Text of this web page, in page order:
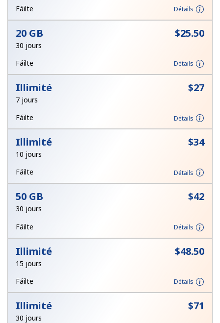
Rappel du mot de passe →
Fáilte
Détails
20 GB ⁦$25.50⁩
30 jours
Fáilte
Détails
Illimité ⁦$27⁩
7 jours
Fáilte
Détails
Illimité ⁦$34⁩
10 jours
Fáilte
Détails
50 GB ⁦$42⁩
30 jours
Fáilte
Détails
Illimité ⁦$48.50⁩
15 jours
Fáilte
Détails
Illimité ⁦$71⁩
30 jours